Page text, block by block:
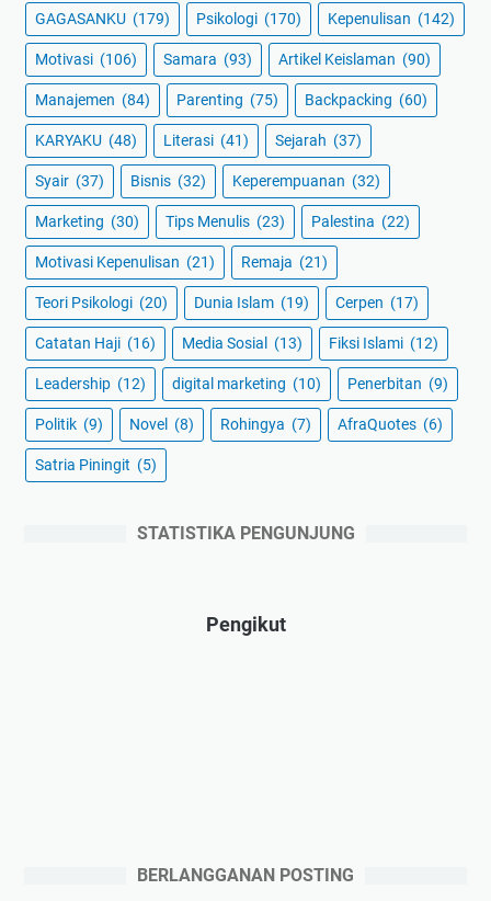
GAGASANKU (179) Psikologi (170) Kepenulisan (142)
Motivasi (106) Samara (93) Artikel Keislaman (90)
Manajemen (84) Parenting (75) Backpacking (60)
KARYAKU (48) Literasi (41) Sejarah (37)
Syair (37) Bisnis (32) Keperempuanan (32)
Marketing (30) Tips Menulis (23) Palestina (22)
Motivasi Kepenulisan (21) Remaja (21)
Teori Psikologi (20) Dunia Islam (19) Cerpen (17)
Catatan Haji (16) Media Sosial (13) Fiksi Islami (12)
Leadership (12) digital marketing (10) Penerbitan (9)
Politik (9) Novel (8) Rohingya (7) AfraQuotes (6)
Satria Piningit (5)
STATISTIKA PENGUNJUNG
Pengikut
BERLANGGANAN POSTING